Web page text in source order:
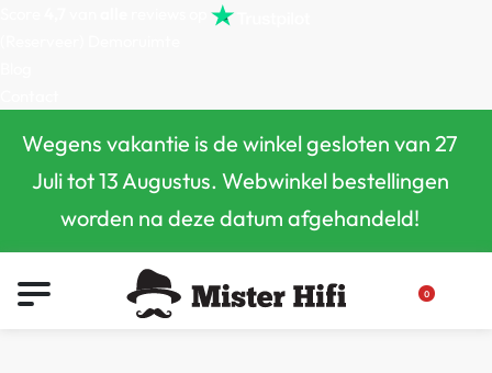
Wegens vakantie is de winkel gesloten van 27
Juli tot 13 Augustus. Webwinkel bestellingen
worden na deze datum afgehandeld!
0